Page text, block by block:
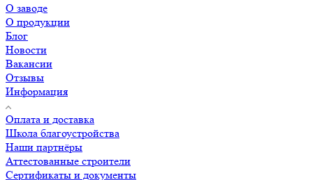
О заводе
О продукции
Блог
Новости
Вакансии
Отзывы
Информация
Оплата и доставка
Школа благоустройства
Наши партнёры
Аттестованные строители
Сертификаты и документы